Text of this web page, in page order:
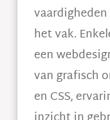
het vak.
een
van grafisch
en CSS,